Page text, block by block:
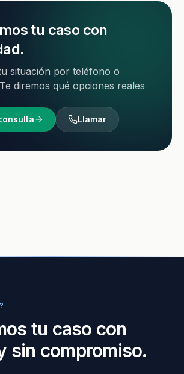
tu caso con
situación por teléfono o
diremos qué opciones reales
Llamar
tu caso con
sin compromiso.